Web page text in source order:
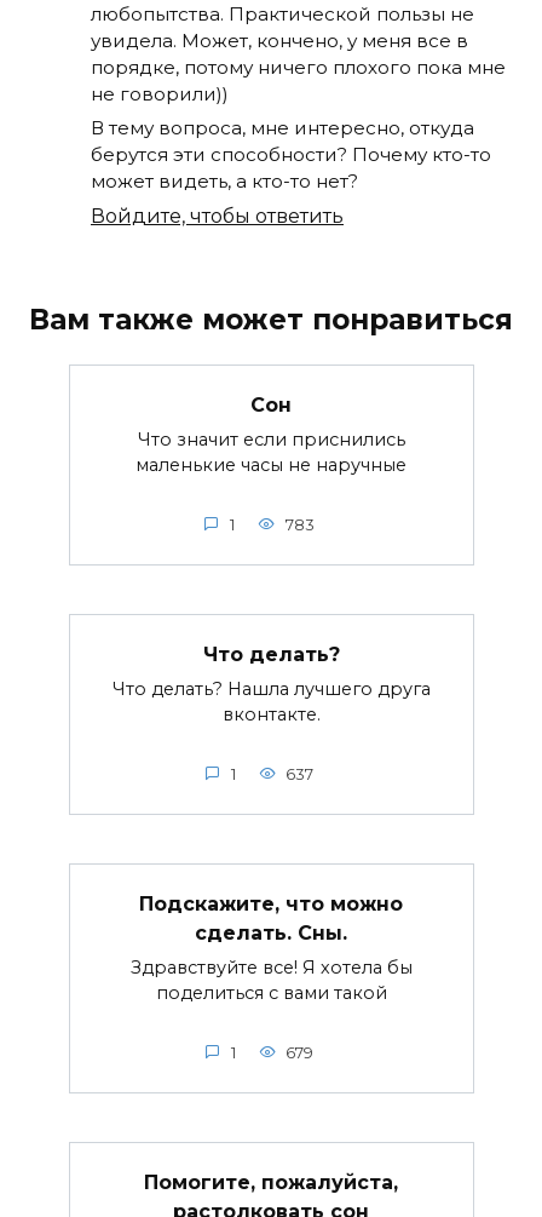
любопытства. Практической пользы не
увидела. Может, кончено, у меня все в
порядке, потому ничего плохого пока мне
не говорили))
В тему вопроса, мне интересно, откуда
берутся эти способности? Почему кто-то
может видеть, а кто-то нет?
Войдите, чтобы ответить
Вам также может понравиться
Сон
Что значит если приснились
маленькие часы не наручные
1 783
Что делать?
Что делать? Нашла лучшего друга
вконтакте.
1 637
Подскажите, что можно
сделать. Сны.
Здравствуйте все! Я хотела бы
поделиться с вами такой
1 679
Помогите, пожалуйста,
растолковать сон